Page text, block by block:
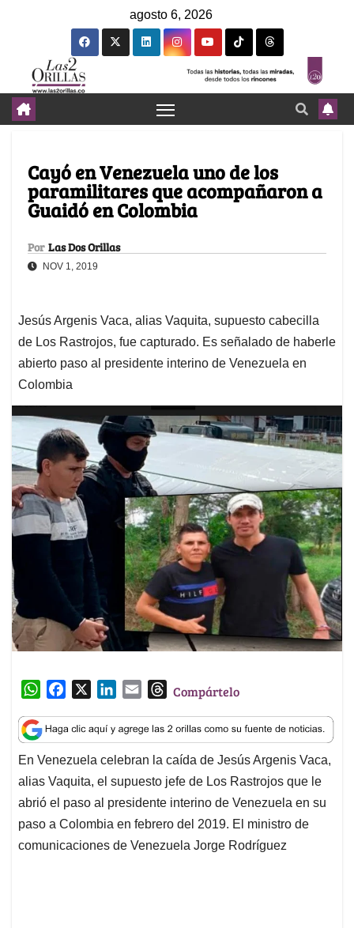
agosto 6, 2026
Cayó en Venezuela uno de los
paramilitares que acompañaron a
Guaidó en Colombia
Por Las Dos Orillas
NOV 1, 2019
Jesús Argenis Vaca, alias Vaquita, supuesto cabecilla
de Los Rastrojos, fue capturado. Es señalado de haberle
abierto paso al presidente interino de Venezuela en
Colombia
W
a
t
s
A
p
p
c
e
b
o
o
k
n
k
e
d
I
n
a
i
l
T
r
e
a
d
s
Compártelo
En Venezuela celebran la caída de Jesús Argenis Vaca,
alias Vaquita, el supuesto jefe de Los Rastrojos que le
abrió el paso al presidente interino de Venezuela en su
paso a Colombia en febrero del 2019. El ministro de
comunicaciones de Venezuela Jorge Rodríguez